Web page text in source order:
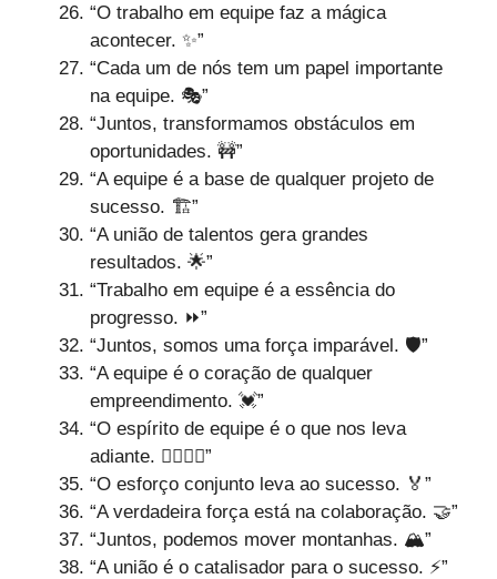
“O trabalho em equipe faz a mágica
acontecer. ✨”
“Cada um de nós tem um papel importante
na equipe. 🎭”
“Juntos, transformamos obstáculos em
oportunidades. 🚧”
“A equipe é a base de qualquer projeto de
sucesso. 🏗️”
“A união de talentos gera grandes
resultados. 🌟”
“Trabalho em equipe é a essência do
progresso. ⏩”
“Juntos, somos uma força imparável. 🛡️”
“A equipe é o coração de qualquer
empreendimento. 💓”
“O espírito de equipe é o que nos leva
adiante. 🏃‍♂️🏃‍♀️”
“O esforço conjunto leva ao sucesso. 🏅”
“A verdadeira força está na colaboração. 🤝”
“Juntos, podemos mover montanhas. 🏔️”
“A união é o catalisador para o sucesso. ⚡”